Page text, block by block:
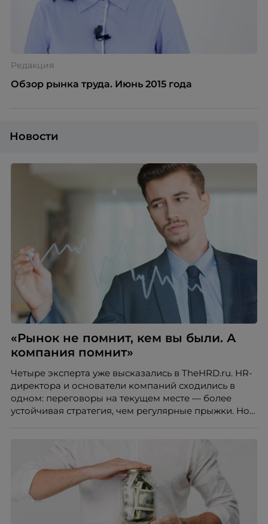
Редакция
Обзор рынка труда. Июнь 2015 года
Новости
«Рынок не помнит, кем вы были. А
компания помнит»
Четыре эксперта уже высказались в TheHRD.ru. HR-
директора и основатели компаний сходились в
одном: переговоры на текущем месте — более
устойчивая стратегия, чем регулярные прыжки. Но